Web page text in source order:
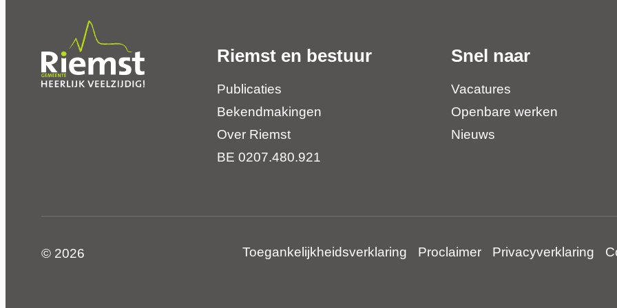
Riemst en bestuur
Publicaties
Bekendmakingen
Over Riemst
BE 0207.480.921
Snel naar
Vacatures
Openbare werken
Nieuws
© 2026 Toegankelijkheidsverklaring Proclaimer Privacyverklaring